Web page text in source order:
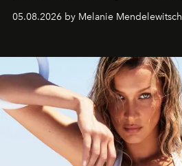
05.08.2026 by Melanie Mendelewitsch